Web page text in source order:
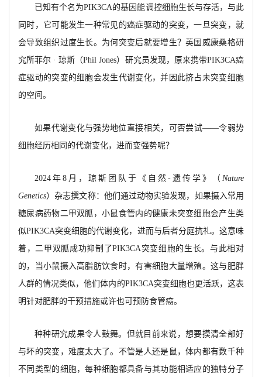
已知有个名为PIK3CA的基因能调控细胞生长与存活，与此
同时，它可能发生一种常见的癌症驱动的突变，一旦突变，就
会导致组织过度生长。为何突变后就要增生？英国威康桑格研
究所菲尔 · 琼斯（Phil Jones）研究员发现，原来携带PIK3CA癌
症驱动的突变的细胞会发生代谢变化，并因此挤占未突变细胞
的空间。
如果代谢变化与强势地位直接相关，可否尝试——令弱势
细胞经历相同的代谢变化，进而变强势呢？
2024年8月，琼斯团队于《自然-遗传学》（ Nature
Genetics）杂志撰文称：他们通过动物实验发现，如果摄入常用
糖尿病药物二甲双胍，小鼠食管内的健康未突变细胞会产生类
似PIK3CA突变细胞的代谢变化，进而与后者分庭抗礼。这意味
着，二甲双胍成功抑制了PIK3CA突变细胞的生长。与此相对
的，当小鼠摄入高脂肪饮食时，有害细胞大量增殖。这与肥胖
人群的情况类似，他们体内的PIK3CA突变细胞也更活跃，这表
明针对肥胖的干预措施或许也可预防食管癌。
种种研究成果令人鼓舞。但就目前来说，想要摸清全部好
与坏的突变，难度太大了。不管是人还是鼠，体内都有数千种
不同类型的细胞，每种细胞都具备与其功能相适应的独特分子